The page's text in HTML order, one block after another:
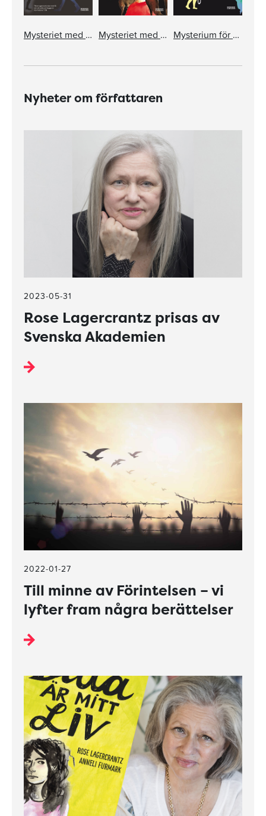
Mysteriet med källarvampyren Mysteriet med den försvunna Mathilda Mysterium för utomjordingar
Nyheter om författaren
2023-05-31
Rose Lagercrantz prisas av
Svenska Akademien
2022-01-27
Till minne av Förintelsen – vi
lyfter fram några berättelser